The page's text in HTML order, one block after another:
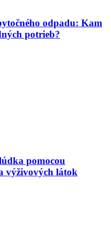
odpadu: Kam
potrieb?
pomocou
výživových látok